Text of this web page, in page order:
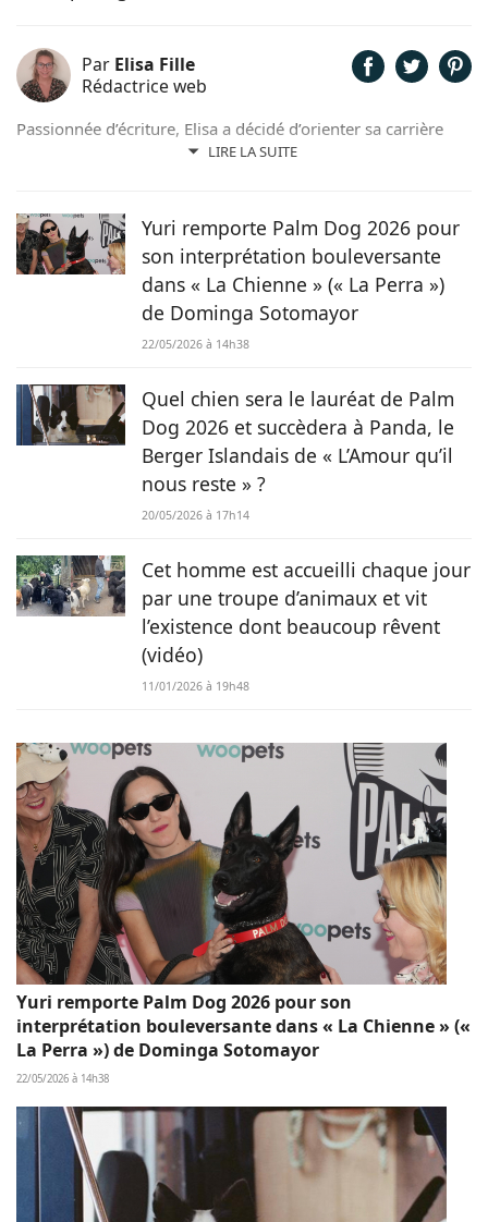
Par Elisa Fille
Rédactrice web
LIRE LA SUITE
Passionnée d’écriture, Elisa a décidé d’orienter sa carrière
professionnelle dans l’univers de la rédaction. Trouvant son
tout naturellement qu’elle prête sa plume à Chien.fr pour
vivre de ses deux passions.
Yuri remporte Palm Dog 2026 pour
son interprétation bouleversante
dans « La Chienne » (« La Perra »)
de Dominga Sotomayor
22/05/2026 à 14h38
Quel chien sera le lauréat de Palm
Dog 2026 et succèdera à Panda, le
Berger Islandais de « L’Amour qu’il
nous reste » ?
20/05/2026 à 17h14
Cet homme est accueilli chaque jour
par une troupe d’animaux et vit
l’existence dont beaucoup rêvent
(vidéo)
11/01/2026 à 19h48
Yuri remporte Palm Dog 2026 pour son
interprétation bouleversante dans « La Chienne » («
La Perra ») de Dominga Sotomayor
22/05/2026 à 14h38